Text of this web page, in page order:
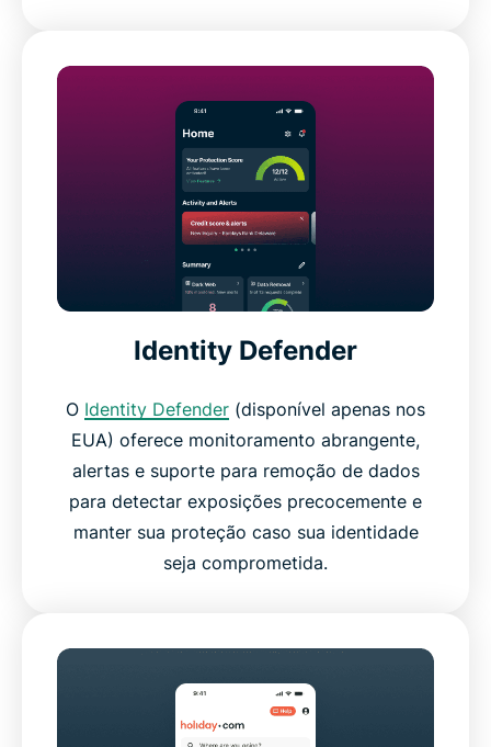
Identity Defender
O Identity Defender (disponível apenas nos
EUA) oferece monitoramento abrangente,
alertas e suporte para remoção de dados
para detectar exposições precocemente e
manter sua proteção caso sua identidade
seja comprometida.